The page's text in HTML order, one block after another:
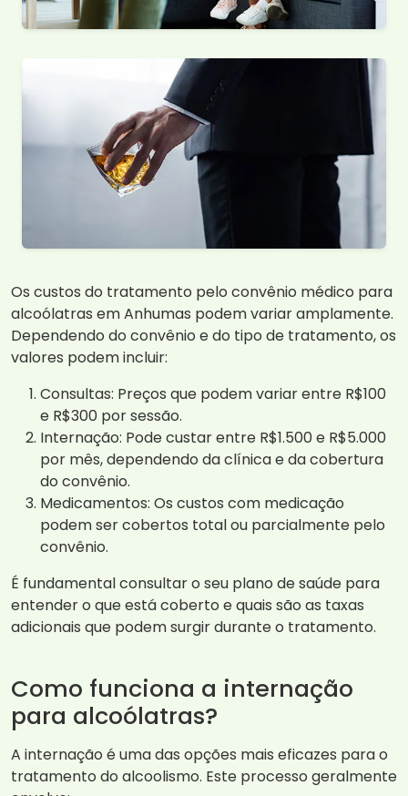
Os custos do tratamento pelo convênio médico para
alcoólatras em Anhumas podem variar amplamente.
Dependendo do convênio e do tipo de tratamento, os
valores podem incluir:
Consultas: Preços que podem variar entre R$100
e R$300 por sessão.
Internação: Pode custar entre R$1.500 e R$5.000
por mês, dependendo da clínica e da cobertura
do convênio.
Medicamentos: Os custos com medicação
podem ser cobertos total ou parcialmente pelo
convênio.
É fundamental consultar o seu plano de saúde para
entender o que está coberto e quais são as taxas
adicionais que podem surgir durante o tratamento.
Como funciona a internação
para alcoólatras?
A internação é uma das opções mais eficazes para o
tratamento do alcoolismo. Este processo geralmente